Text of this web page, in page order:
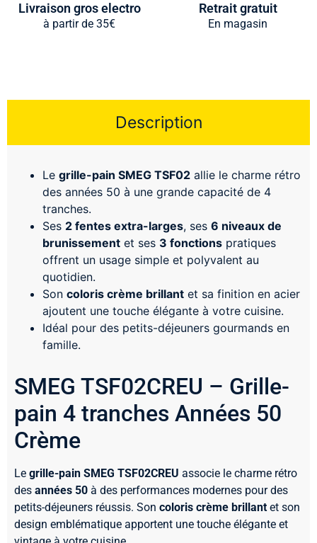
Livraison gros electro
à partir de 35€
Retrait gratuit
En magasin
Description
Le grille-pain SMEG TSF02 allie le charme rétro
des années 50 à une grande capacité de 4
tranches.
Ses 2 fentes extra-larges, ses 6 niveaux de
brunissement et ses 3 fonctions pratiques
offrent un usage simple et polyvalent au
quotidien.
Son coloris crème brillant et sa finition en acier
ajoutent une touche élégante à votre cuisine.
Idéal pour des petits-déjeuners gourmands en
famille.
SMEG TSF02CREU – Grille-
pain 4 tranches Années 50
Crème
Le grille-pain SMEG TSF02CREU associe le charme rétro
des années 50 à des performances modernes pour des
petits-déjeuners réussis. Son coloris crème brillant et son
design emblématique apportent une touche élégante et